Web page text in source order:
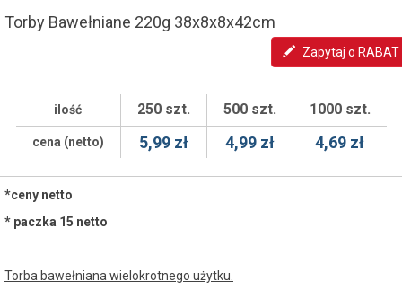
Torby Bawełniane 220g 38x8x8x42cm
Zapytaj o RABAT
ilość 250 szt. 500 szt. 1000 szt.
cena (netto) 5,99 zł 4,99 zł 4,69 zł
*ceny netto
* paczka 15 netto
Torba bawełniana wielokrotnego użytku.